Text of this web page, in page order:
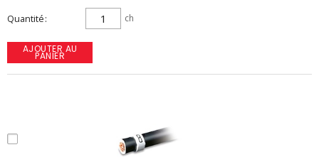
Quantité ch
AJOUTER AU
PANIER